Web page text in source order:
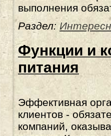
выполнения
Раздел:
Функции и
питания
Эффективная
клиентов -
компаний,